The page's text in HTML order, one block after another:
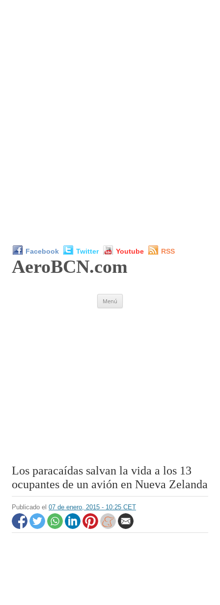
Facebook Twitter Youtube RSS
AeroBCN.com
Menú
Los paracaídas salvan la vida a los 13
ocupantes de un avión en Nueva Zelanda
Publicado el 07 de enero, 2015 - 10:25 CET